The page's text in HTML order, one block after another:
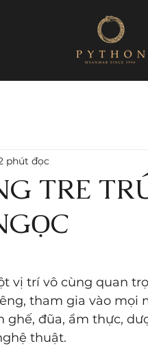
TRE
phút đọc
vị trí vô cùng quan
tham gia vào mọi
ghế, đũa, ẩm thực,
thuật.